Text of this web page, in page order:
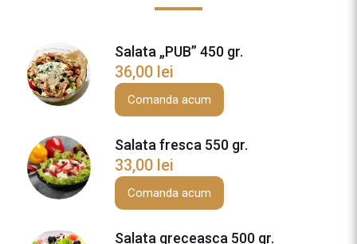
Salata „PUB” 450 gr.
36,00 lei
Comanda acum
Salata fresca 550 gr.
33,00 lei
Comanda acum
Salata greceasca 500 gr.